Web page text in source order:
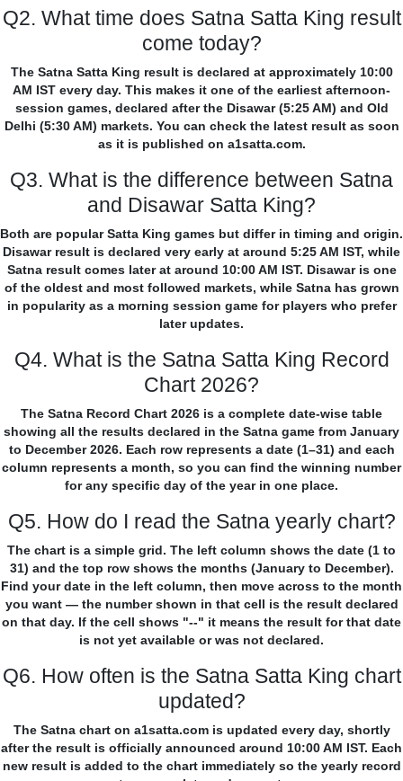
Q2. What time does Satna Satta King result
come today?
The Satna Satta King result is declared at approximately 10:00
AM IST every day. This makes it one of the earliest afternoon-
session games, declared after the Disawar (5:25 AM) and Old
Delhi (5:30 AM) markets. You can check the latest result as soon
as it is published on a1satta.com.
Q3. What is the difference between Satna
and Disawar Satta King?
Both are popular Satta King games but differ in timing and origin.
Disawar result is declared very early at around 5:25 AM IST, while
Satna result comes later at around 10:00 AM IST. Disawar is one
of the oldest and most followed markets, while Satna has grown
in popularity as a morning session game for players who prefer
later updates.
Q4. What is the Satna Satta King Record
Chart 2026?
The Satna Record Chart 2026 is a complete date-wise table
showing all the results declared in the Satna game from January
to December 2026. Each row represents a date (1–31) and each
column represents a month, so you can find the winning number
for any specific day of the year in one place.
Q5. How do I read the Satna yearly chart?
The chart is a simple grid. The left column shows the date (1 to
31) and the top row shows the months (January to December).
Find your date in the left column, then move across to the month
you want — the number shown in that cell is the result declared
on that day. If the cell shows "--" it means the result for that date
is not yet available or was not declared.
Q6. How often is the Satna Satta King chart
updated?
The Satna chart on a1satta.com is updated every day, shortly
after the result is officially announced around 10:00 AM IST. Each
new result is added to the chart immediately so the yearly record